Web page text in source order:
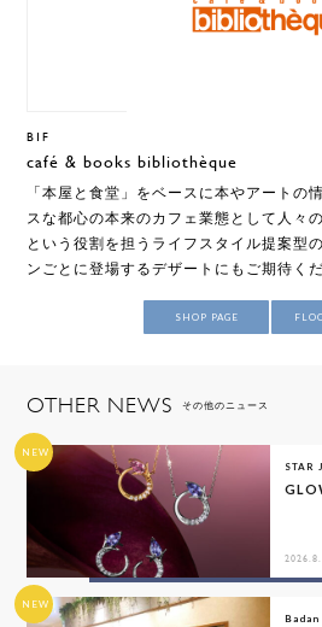
B1F
café & books bibliothèque
「本屋と食堂」をベースに本やアートの
スな都心の本来のカフェ業態として人々
という役割を担うライフスタイル提案型
ンごとに登場するデザートにもご期待くだ
SHOP PAGE
OTHER NEWS その他のニュース
NEW
STAR
NEW